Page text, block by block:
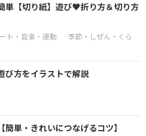
単【切り紙】遊び♥折り方＆切り方
び方をイラストで解説
簡単・きれいにつなげるコツ】